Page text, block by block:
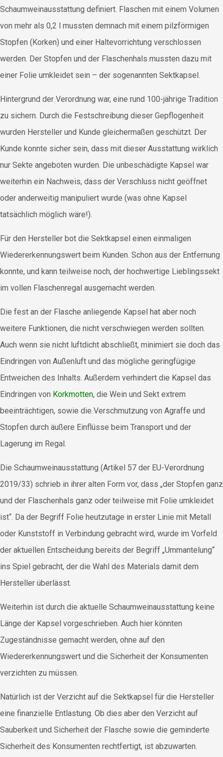
Schaumweinausstattung definiert. Flaschen mit einem Volumen
von mehr als 0,2 l mussten demnach mit einem pilzförmigen
Stopfen (Korken) und einer Haltevorrichtung verschlossen
werden. Der Stopfen und der Flaschenhals mussten dazu mit
einer Folie umkleidet sein – der sogenannten Sektkapsel.
Hintergrund der Verordnung war, eine rund 100-jährige Tradition
zu sichern. Durch die Festschreibung dieser Gepflogenheit
wurden Hersteller und Kunde gleichermaßen geschützt. Der
Kunde konnte sicher sein, dass mit dieser Ausstattung wirklich
nur Sekte angeboten wurden. Die unbeschädigte Kapsel war
weiterhin ein Nachweis, dass der Verschluss nicht geöffnet
oder anderweitig manipuliert wurde (was ohne Kapsel
tatsächlich möglich wäre!).
Für den Hersteller bot die Sektkapsel einen einmaligen
Wiedererkennungswert beim Kunden. Schon aus der Entfernung
konnte, und kann teilweise noch, der hochwertige Lieblingssekt
im vollen Flaschenregal ausgemacht werden.
Die fest an der Flasche anliegende Kapsel hat aber noch
weitere Funktionen, die nicht verschwiegen werden sollten.
Auch wenn sie nicht luftdicht abschließt, minimiert sie doch das
Eindringen von Außenluft und das mögliche geringfügige
Entweichen des Inhalts. Außerdem verhindert die Kapsel das
Eindringen von Korkmotten, die Wein und Sekt extrem
beeinträchtigen, sowie die Verschmutzung von Agraffe und
Stopfen durch äußere Einflüsse beim Transport und der
Lagerung im Regal.
Die Schaumweinausstattung (Artikel 57 der EU-Verordnung
2019/33) schrieb in ihrer alten Form vor, dass „der Stopfen ganz
und der Flaschenhals ganz oder teilweise mit Folie umkleidet
ist“. Da der Begriff Folie heutzutage in erster Linie mit Metall
oder Kunststoff in Verbindung gebracht wird, wurde im Vorfeld
der aktuellen Entscheidung bereits der Begriff „Ummantelung“
ins Spiel gebracht, der die Wahl des Materials damit dem
Hersteller überlässt.
Weiterhin ist durch die aktuelle Schaumweinausstattung keine
Länge der Kapsel vorgeschrieben. Auch hier könnten
Zugeständnisse gemacht werden, ohne auf den
Wiedererkennungswert und die Sicherheit der Konsumenten
verzichten zu müssen.
Natürlich ist der Verzicht auf die Sektkapsel für die Hersteller
eine finanzielle Entlastung. Ob dies aber den Verzicht auf
Sauberkeit und Sicherheit der Flasche sowie die geminderte
Sicherheit des Konsumenten rechtfertigt, ist abzuwarten.